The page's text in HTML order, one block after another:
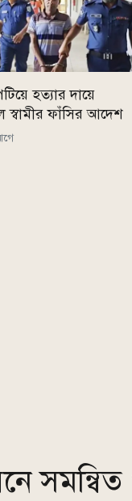
হত্যার দায়ে
স্বামীর ফাঁসির আদেশ